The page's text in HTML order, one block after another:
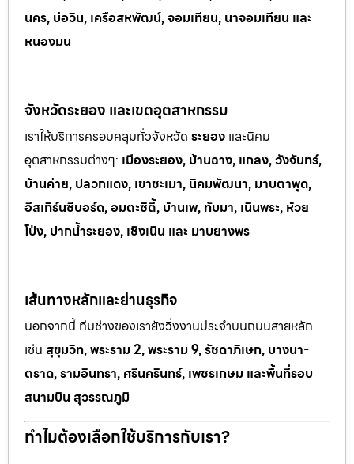
นคร, บ่อวิน, เครือสหพัฒน์, จอมเทียน, นาจอมเทียน และ
หนองมน
จังหวัดระยอง และเขตอุตสาหกรรม
เราให้บริการครอบคลุมทั่วจังหวัด ระยอง และนิคม
อุตสาหกรรมต่างๆ: เมืองระยอง, บ้านฉาง, แกลง, วังจันทร์,
บ้านค่าย, ปลวกแดง, เขาชะเมา, นิคมพัฒนา, มาบตาพุด,
อีสเทิร์นซีบอร์ด, อมตะซิตี้, บ้านเพ, ทับมา, เนินพระ, ห้วย
โป่ง, ปากน้ำระยอง, เชิงเนิน และ มาบยางพร
เส้นทางหลักและย่านธุรกิจ
นอกจากนี้ ทีมช่างของเรายังวิ่งงานประจำบนถนนสายหลัก
เช่น สุขุมวิท, พระราม 2, พระราม 9, รัชดาภิเษก, บางนา-
ตราด, รามอินทรา, ศรีนครินทร์, เพชรเกษม และพื้นที่รอบ
สนามบิน สุวรรณภูมิ
ทำไมต้องเลือกใช้บริการกับเรา?